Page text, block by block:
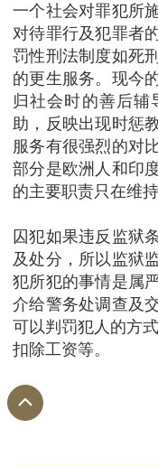
一个社会对罪犯所
对待罪行及犯罪者
罚性刑法制度如死
的更生服务。现今
归社会时的善后辅
助，反映出现时惩
服务有很强烈的对
部分是欧洲人和印
的主要职责只在维
囚犯如果违反监狱
及处分，所以监狱
犯所犯的事情是属
介给警务处调查及
可以判罚犯人的方
扣除工资等。